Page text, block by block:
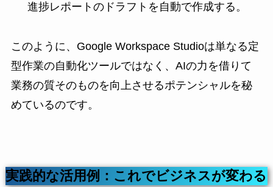
進捗レポートのドラフトを自動で作成する。
このように、Google Workspace Studioは単なる定
型作業の自動化ツールではなく、AIの力を借りて
業務の質そのものを向上させるポテンシャルを秘
めているのです。
実践的な活用例：これでビジネスが変わる